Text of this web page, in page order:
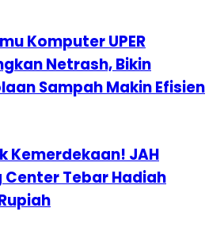
Komputer UPER
Netrash, Bikin
Sampah Makin Efisien
Kemerdekaan! JAH
Center Tebar Hadiah